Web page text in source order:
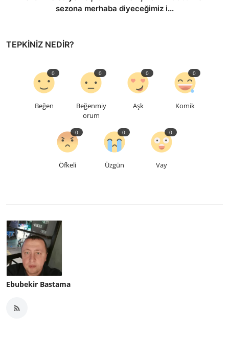
sezona merhaba diyeceğimiz i...
TEPKINIZ NEDIR?
Beğen
0
Beğenmiy
orum
0
Aşk
0
Komik
0
Öfkeli
0
Üzgün
0
Vay
0
Ebubekir Bastama